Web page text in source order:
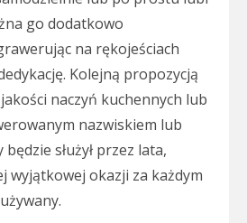
go dodatkowo
na rękojeściach
Kolejną propozycją
naczyń kuchennych lub
nazwiskiem lub
służył przez lata,
wyjątkowej okazji za każdym